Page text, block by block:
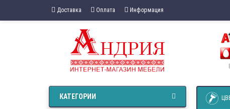
Доставка Оплата Информация
КАТЕГОРИИ